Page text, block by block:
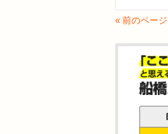
« 前のページ